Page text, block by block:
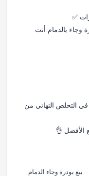
✅
وجاء بالدمام أنت
في التخلص النهائي من
الأفضل 👌
بيع بودرة وجاء الدمام